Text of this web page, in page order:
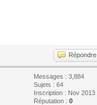
Répondre
Messages : 3,884
Sujets : 64
Inscription : Nov 2013
Réputation :0